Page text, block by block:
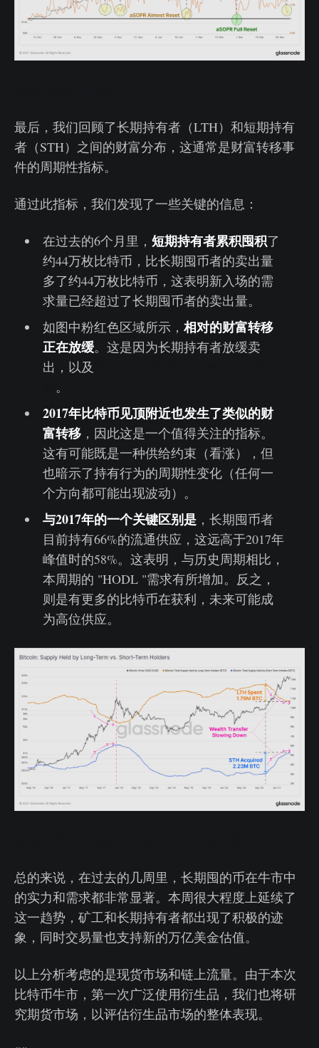
最后，我们回顾了长期持有者（LTH）和短期持有
者（STH）之间的财富分布，这通常是财富转移事
件的周期性指标。
通过此指标，我们发现了一些关键的信息：
在过去的6个月里， 短期持有者累积囤积了
约44万枚比特币，比长期囤币者的卖出量
多了约44万枚比特币，这表明新入场的需
求量已经超过了长期囤币者的卖出量。
如图中粉红色区域所示， 相对的财富转移
正在放缓。这是因为长期持有者放缓卖
出，以及
。
2017年比特币见顶附近也发生了类似的财
富转移，因此这是一个值得关注的指标。
这有可能既是一种供给约束（看涨），但
也暗示了持有行为的周期性变化（任何一
个方向都可能出现波动）。
与2017年的一个关键区别是，长期囤币者
目前持有66%的流通供应，这远高于2017年
峰值时的58%。这表明，与历史周期相比，
本周期的 "HODL "需求有所增加。反之，
则是有更多的比特币在获利，未来可能成
为高位供应。
总的来说，在过去的几周里，长期囤的币在牛市中
的实力和需求都非常显著。本周很大程度上延续了
这一趋势，矿工和长期持有者都出现了积极的迹
象，同时交易量也支持新的万亿美金估值。
以上分析考虑的是现货市场和链上流量。由于本次
比特币牛市，第一次广泛使用衍生品，我们也将研
究期货市场，以评估衍生品市场的整体表现。